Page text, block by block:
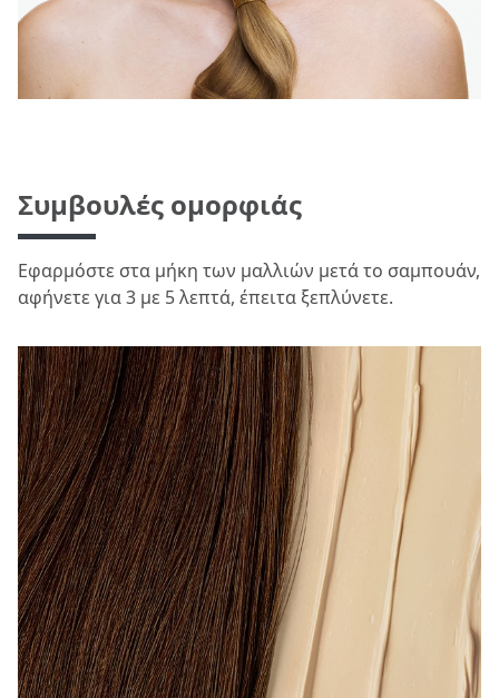
Συμβουλές ομορφιάς
Εφαρμόστε στα μήκη των μαλλιών μετά το σαμπουάν,
αφήνετε για 3 με 5 λεπτά, έπειτα ξεπλύνετε.